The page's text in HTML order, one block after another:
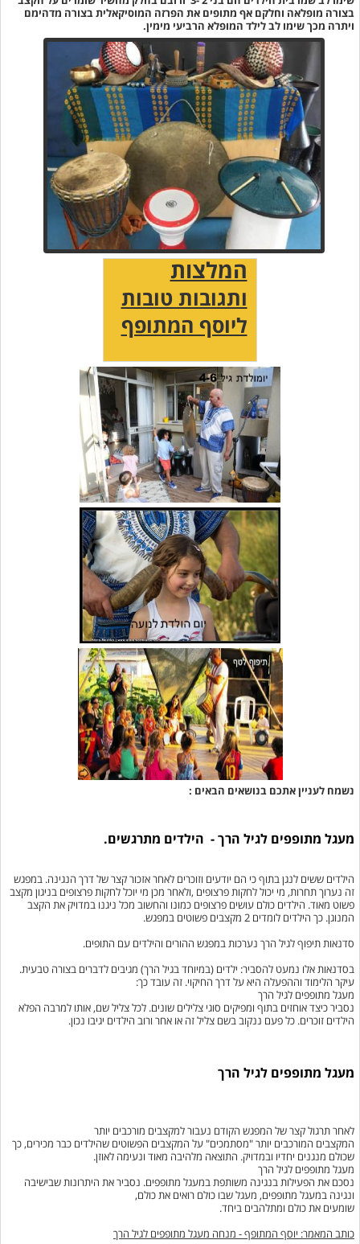
נשמח לעניין אתכם בנושאים הבאים :
מעגל מתופפים לגיל הרך - הילדים מתרגשים.
הילדים ששים לנגן בתוף כי הם יודעים וזוכרים לאחר אזכור קצר של דרך הנגינה. במפגש
זה נערוך תחרות, מי יכול לחקות פרצופים ,ולאחר מכן מי יוכל לחקות פרצופים בניגון מקצב
פשוט מאוד. הילדים כולם עושים פרצופים כמונו והחשוב מכל ניגנו במדויק את הקצב
המנוגן. כך הילדים לומדים 2 מקצבים פשוטים במפגש.
סדנאות תיפוף לגיל הרך נערכות במפגש ההורים והילדים עם התופים.
בסדנאות אלו נמעט להסביר: ילדים (במיוחד בגיל הרך) מגיבים לדברים בצורה טבעית.
עיקר הלימוד וההפעלה היא על דרך החיקוי. זה עובד כך:
מעגל מתופפים לגיל הרך
נסביר כיצד אוחזים בתוף ומפיקים סוגי צלילים שונים. לכל צליל שם, אותו למרבה הפלא
הילדים זוכרים. כל פעם ננקוב בשם צליל זה או אחר ורוב הילדים יגיבו נכון.
מעגל מתופפים לגיל הרך
לאחר תרגול קצר של המפגש הקודם נעבור למקצבים מורכבים יותר
המקצבים המורכבים יותר "מסתמכים" על המקצבים הפשוטים שהילדים כבר מכירים, כך
שכולם מנגנים יחדיו ובמדויק. התוצאה מלהיבה מאוד ונעימה לאוזן.
מעגל מתופפים לגיל הרך
נסכם את הפעילות בנגינה משותפת במעגל מתופפים. נסביר את היתרונות שבישיבה
ונגינה במעגל מתופפים, מעגל שבו כולם רואים את כולם,
שומעים את כולם ומתלהבים ביחד.
כותב המאמר: יוסף המתופף - מנחה מעגל מתופפים לגיל הרך
בצורה מופלאה וחלקם אף מתופים את הפרזה המוסיקאלית בצורה מדהימם
ויתרה מכך שימו לב לילד המופלא הרביעי מימין.
המלצות
ותגובות טובות
ליוסף המתופף